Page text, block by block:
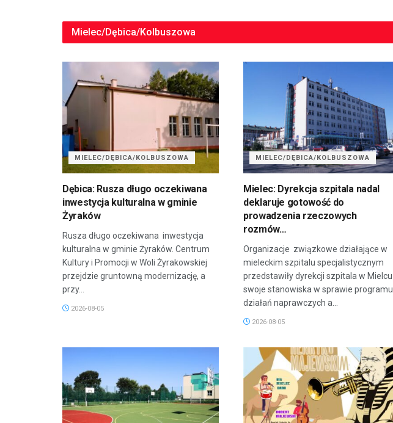
Mielec/Dębica/Kolbuszowa
MIELEC/DĘBICA/KOLBUSZOWA
Dębica: Rusza długo oczekiwana
inwestycja kulturalna w gminie
Żyraków
Rusza długo oczekiwana inwestycja
kulturalna w gminie Żyraków. Centrum
Kultury i Promocji w Woli Żyrakowskiej
przejdzie gruntowną modernizację, a
przy...
2026-08-05
MIELEC/DĘBICA/KOLBUSZOWA
Mielec: Dyrekcja szpitala nadal
deklaruje gotowość do
prowadzenia rzeczowych
rozmów…
Organizacje związkowe działające w
mieleckim szpitalu specjalistycznym
przedstawiły dyrekcji szpitala w Mielcu
swoje stanowiska w sprawie programu
działań naprawczych a...
2026-08-05